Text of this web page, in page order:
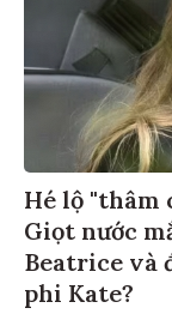
Hé lộ "thâm
Giọt nước
Beatrice và
phi Kate?